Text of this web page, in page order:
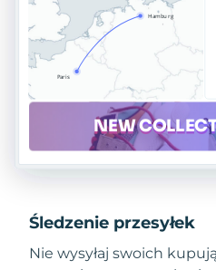
Śledzenie przesyłek
Nie wysyłaj swoich